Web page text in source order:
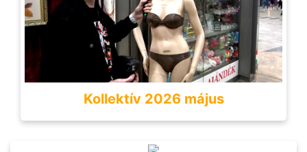
Kollektív 2026 május